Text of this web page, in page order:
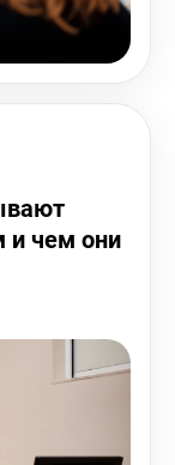
и чем они